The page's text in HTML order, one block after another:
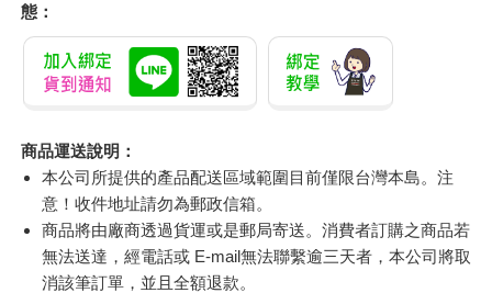
態：
商品運送說明：
本公司所提供的產品配送區域範圍目前僅限台灣本島。注
意！收件地址請勿為郵政信箱。
商品將由廠商透過貨運或是郵局寄送。消費者訂購之商品若
無法送達，經電話或 E-mail無法聯繫逾三天者，本公司將取
消該筆訂單，並且全額退款。